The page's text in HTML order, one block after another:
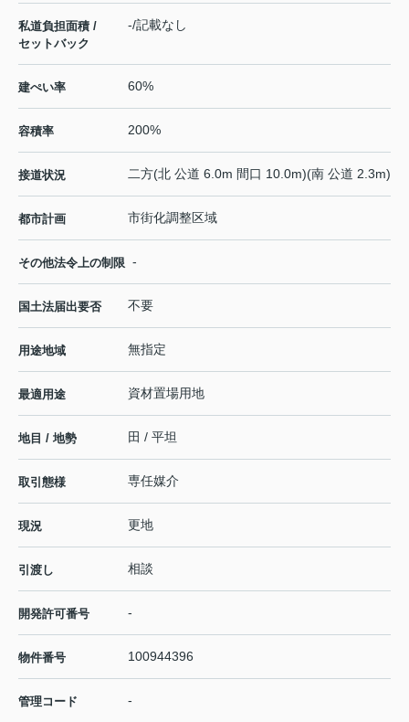
私道負担面積 /
セットバック
-/記載なし
建ぺい率 60%
容積率 200%
接道状況 二方(北 公道 6.0m 間口 10.0m)(南 公道 2.3m)
都市計画 市街化調整区域
その他法令上の制限 -
国土法届出要否 不要
用途地域 無指定
最適用途 資材置場用地
地目 / 地勢 田 / 平坦
取引態様 専任媒介
現況 更地
引渡し 相談
開発許可番号 -
物件番号 100944396
管理コード -